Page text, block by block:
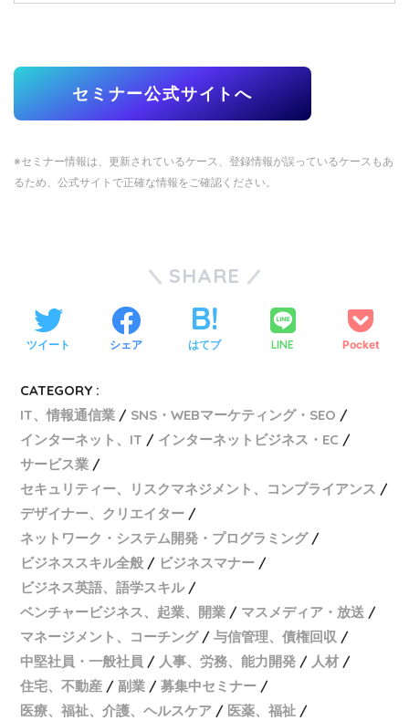
セミナー公式サイトへ
※セミナー情報は、更新されているケース、登録情報が誤っているケースもあ
るため、公式サイトで正確な情報をご確認ください。
SHARE
ツイート シェア はてブ LINE Pocket
CATEGORY :
IT、情報通信業
SNS・WEBマーケティング・SEO
インターネット、IT
インターネットビジネス・EC
サービス業
セキュリティー、リスクマネジメント、コンプライアンス
デザイナー、クリエイター
ネットワーク・システム開発・プログラミング
ビジネススキル全般
ビジネスマナー
ビジネス英語、語学スキル
ベンチャービジネス、起業、開業
マスメディア・放送
マネージメント、コーチング
与信管理、債権回収
中堅社員・一般社員
人事、労務、能力開発
人材
住宅、不動産
副業
募集中セミナー
医療、福祉、介護、ヘルスケア
医薬、福祉